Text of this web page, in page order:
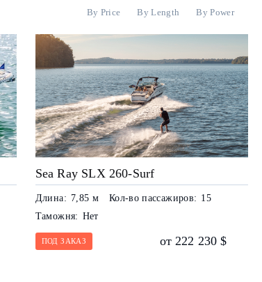
By Price By Length By Power
Sea Ray SLX 260-Surf
Длина: 7,85 м Кол-во пассажиров: 15
Таможня: Нет
ПОД ЗАКАЗ от 222 230 $